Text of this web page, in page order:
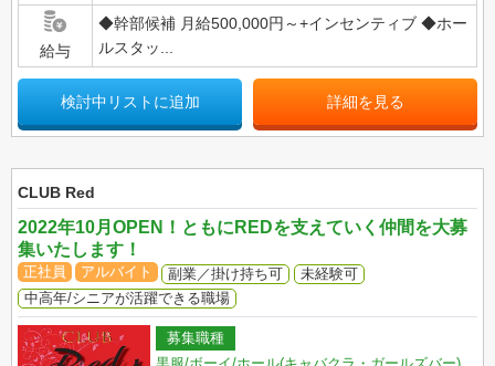
給与
◆幹部候補 月給500,000円～+インセンティブ ◆ホー
ルスタッ...
検討中リストに追加 詳細を見る
CLUB Red
2022年10月OPEN！ともにREDを支えていく仲間を大募
集いたします！
正社員 アルバイト 副業／掛け持ち可
未経験可
中高年/シニアが活躍できる職場
募集職種